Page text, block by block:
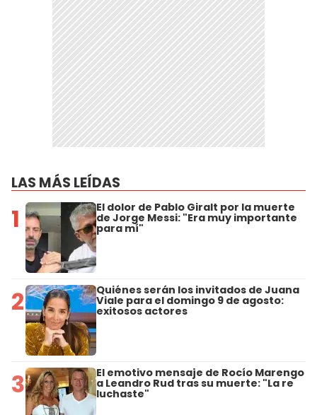
LAS MÁS LEÍDAS
1 El dolor de Pablo Giralt por la muerte
de Jorge Messi: "Era muy importante
para mí"
2 Quiénes serán los invitados de Juana
Viale para el domingo 9 de agosto:
exitosos actores
3 El emotivo mensaje de Rocío Marengo
a Leandro Rud tras su muerte: "La re
luchaste"